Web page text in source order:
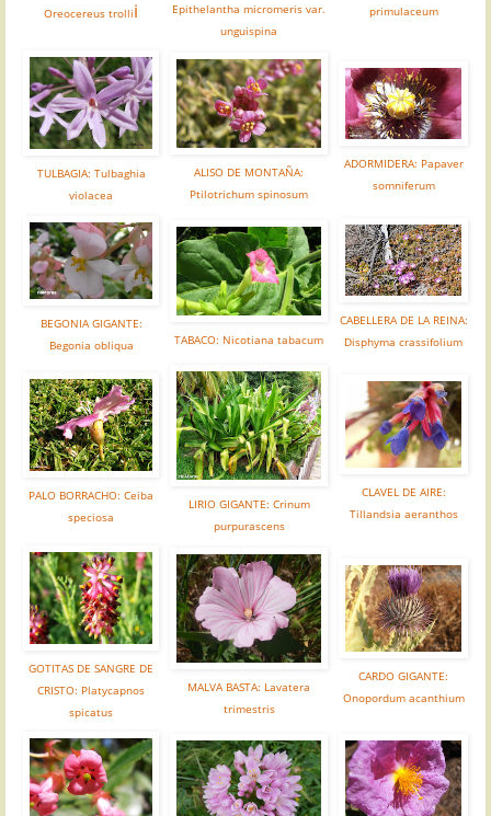
Oreocereus trollii
Epithelantha micromeris var.
unguispina
primulaceum
TULBAGIA: Tulbaghia
violacea
ALISO DE MONTAÑA:
Ptilotrichum spinosum
ADORMIDERA: Papaver
somniferum
BEGONIA GIGANTE:
Begonia obliqua
TABACO: Nicotiana tabacum
CABELLERA DE LA REINA:
Disphyma crassifolium
PALO BORRACHO: Ceiba
speciosa
LIRIO GIGANTE: Crinum
purpurascens
CLAVEL DE AIRE:
Tillandsia aeranthos
GOTITAS DE SANGRE DE
CRISTO: Platycapnos
spicatus
MALVA BASTA: Lavatera
trimestris
CARDO GIGANTE:
Onopordum acanthium